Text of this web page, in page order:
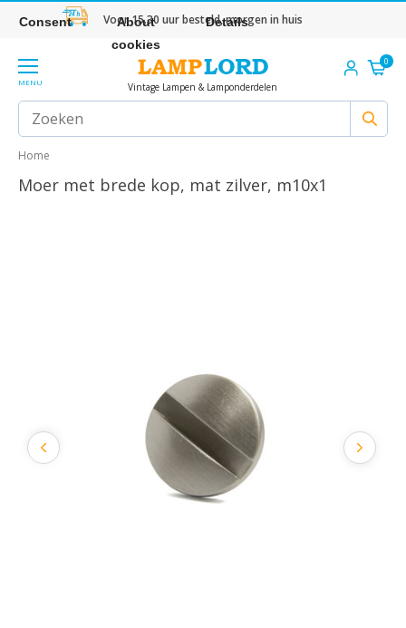
Voor 15.30 uur besteld, morgen in huis
MENU Vintage Lampen & Lamponderdelen
0
Home
Moer met brede kop, mat zilver, m10x1
Consent
About
cookies
Details